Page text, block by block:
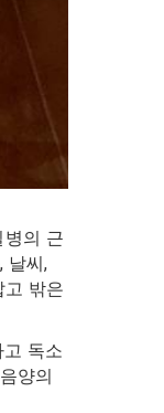
의 근
날씨,
밖은
독소
양의